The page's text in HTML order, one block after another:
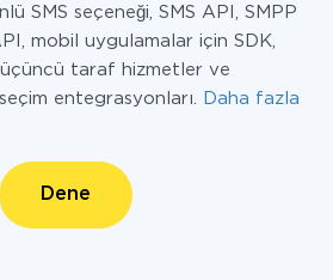
SMS seçeneği, SMS API, SMPP
mobil uygulamalar için SDK,
üçüncü taraf hizmetler ve
entegrasyonları.
Daha fazla
Dene